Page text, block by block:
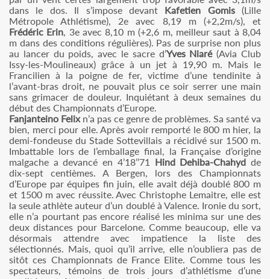
dans le dos. Il s’impose devant Kafetien Gomis(Lille
Métropole Athlétisme), 2e avec 8,19 m (+2,2m/s), et
Frédéric Erin, 3e avec 8,10 m (+2,6 m, meilleur saut à 8,04
m dans des conditions régulières). Pas de surprise non plus
au lancer du poids, avec le sacre d’Yves Niaré(Avia Club
Issy-les-Moulineaux) grâce à un jet à 19,90 m. Mais le
Francilien à la poigne de fer, victime d’une tendinite à
l’avant-bras droit, ne pouvait plus ce soir serrer une main
sans grimacer de douleur. Inquiétant à deux semaines du
début des Championnats d’Europe.
Fanjanteino Felixn’a pas ce genre de problèmes. Sa santé va
bien, merci pour elle. Après avoir remporté le 800 m hier, la
demi-fondeuse du Stade Sottevillais a récidivé sur 1500 m.
Imbattable lors de l’emballage final, la Française d’origine
malgache a devancé en 4’18’’71 Hind Dehiba-Chahyd de
dix-sept centièmes. A Bergen, lors des Championnats
d’Europe par équipes fin juin, elle avait déjà doublé 800 m
et 1500 m avec réussite. Avec Christophe Lemaitre, elle est
la seule athlète auteur d’un doublé à Valence. Ironie du sort,
elle n’a pourtant pas encore réalisé les minima sur une des
deux distances pour Barcelone. Comme beaucoup, elle va
désormais attendre avec impatience la liste des
sélectionnés. Mais, quoi qu’il arrive, elle n’oubliera pas de
sitôt ces Championnats de France Elite. Comme tous les
spectateurs, témoins de trois jours d’athlétisme d’une